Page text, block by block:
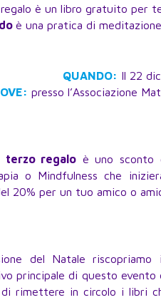
regalo è un libro gratuito per
è una pratica di
QUANDO: Il 22
presso l’Associazione
terzo regalo è uno sconto
o Mindfulness che
20% per un tuo amico o
del Natale
principale di questo
rimettere in circolo i libri